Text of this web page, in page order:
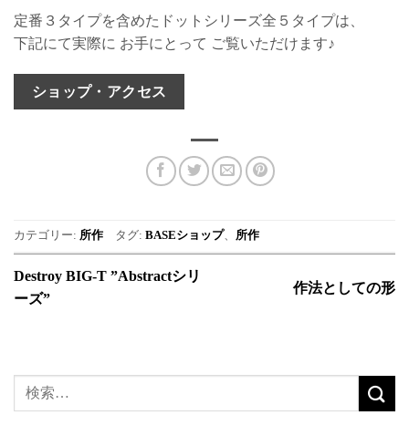
定番３タイプを含めたドットシリーズ全５タイプは、
下記にて実際に お手にとって ご覧いただけます♪
ショップ・アクセス
カテゴリー: 所作 タグ: BASEショップ、 所作
Destroy BIG-T ”Abstractシリ
ーズ”
作法としての形